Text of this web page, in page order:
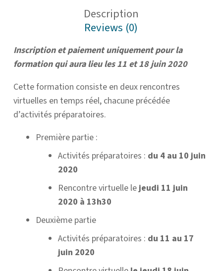
Description
Reviews (0)
Inscription et paiement uniquement pour la
formation qui aura lieu les 11 et 18 juin 2020
Cette formation consiste en deux rencontres
virtuelles en temps réel, chacune précédée
d’activités préparatoires.
Première partie :
Activités préparatoires : du 4 au 10 juin
2020
Rencontre virtuelle lejeudi 11 juin
2020 à 13h30
Deuxième partie
Activités préparatoires : du 11 au 17
juin 2020